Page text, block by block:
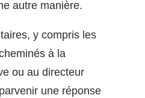
autre manière.
y compris les
à la
ou au directeur
une réponse